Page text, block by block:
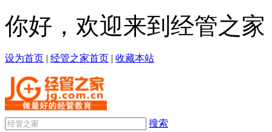
你好，欢迎来到经管之家
设为首页 | 经管之家首页 | 收藏本站
搜索